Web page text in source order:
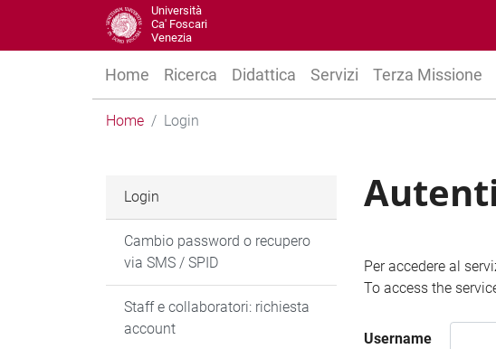
Università
Ca' Foscari
Venezia
Home Ricerca Didattica Servizi Terza Missione
Home Login
Per accedere al
To access the
Username
Login
Cambio password o recupero
via SMS / SPID
Staff e collaboratori: richiesta
account